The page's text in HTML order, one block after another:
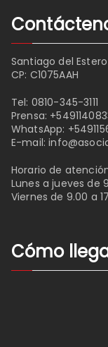
Santiago del
CP: C1075AAH
Tel: 0810-345-3111
Prensa:
WhatsApp:
E-mail:
Horario de
Lunes a jueves de
Viernes de 9.00 a
Cómo